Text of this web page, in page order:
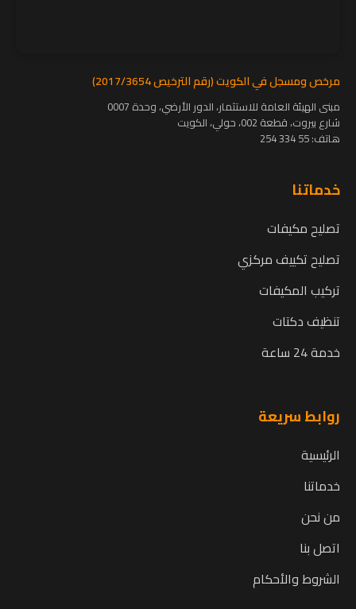
مرخص ومسجل في الكويت (رقم الترخيص 2017/3654)
مبنى الهيئة العامة للاستثمار، الدور الأرضي، وحدة 0007
شارع بيروت، قطعة 002، حولي، الكويت
هاتف:55 334 254
خدماتنا
تصليح مكيفات
تصليح تكييف مركزي
تركيب المكيفات
تنظيف دكتات
خدمة 24 ساعة
روابط سريعة
الرئيسية
خدماتنا
من نحن
اتصل بنا
الشروط والأحكام